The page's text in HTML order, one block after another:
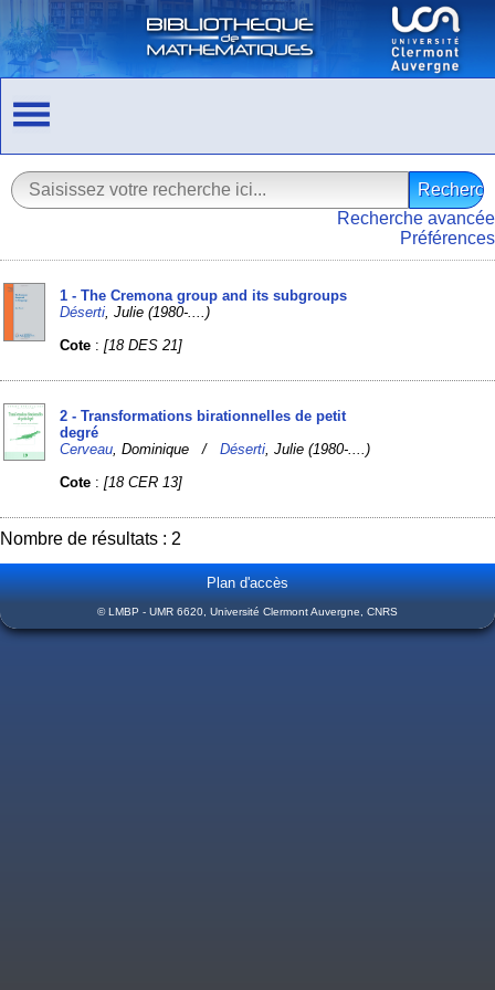
Recherche avancée
Préférences
1 - The Cremona group and its subgroups
Déserti , Julie (1980-....)
Cote :[18 DES 21]
2 - Transformations birationnelles de petit
degré
Cerveau , Dominique /Déserti , Julie (1980-....)
Cote :[18 CER 13]
Nombre de résultats : 2
Plan d'accès
© LMBP - UMR 6620, Université Clermont Auvergne, CNRS